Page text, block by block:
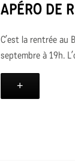
APÉRO DE
C’est la rentrée au
septembre à 19h.
+